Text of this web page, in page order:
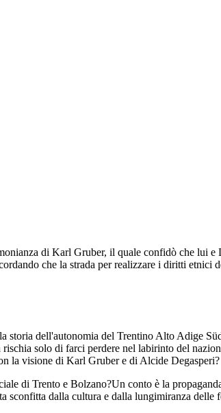
di Karl Gruber, il quale confidò che lui e
che la strada per realizzare i diritti
storia dell'autonomia del Trentino Alto Adige
solo di farci perdere nel labirinto del
la visione di Karl Gruber e di Alcide Degasperi?
di Trento e Bolzano?Un conto è la
sconfitta dalla cultura e dalla lungimiranza